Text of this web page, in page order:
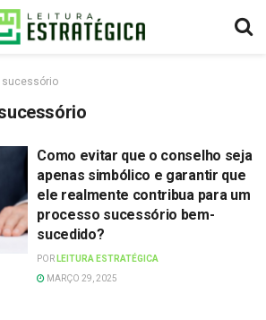
sucessório
Como evitar que o conselho seja
apenas simbólico e garantir que
ele realmente contribua para um
processo sucessório bem-
sucedido?
POR LEITURA ESTRATÉGICA
MARÇO 29, 2025